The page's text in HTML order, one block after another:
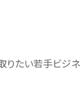
たい若手ビジ